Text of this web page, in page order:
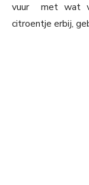
vuur met wat
citroentje erbij,